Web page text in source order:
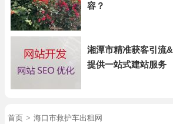
容？
湘潭市精准获客引流
提供一站式建站服务
首页 > 海口市救护车出租网